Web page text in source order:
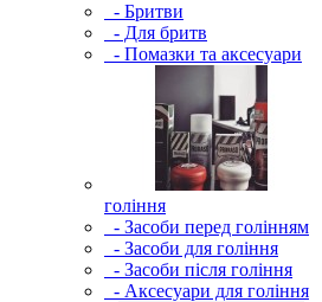
- Бритви
- Для бритв
- Помазки та аксесуари
гоління
- Засоби перед голінням
- Засоби для гоління
- Засоби після гоління
- Аксесуари для гоління